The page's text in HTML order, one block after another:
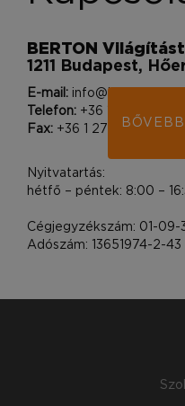
1211 Budapest,
E-mail:
Telefon: +36 1 400 9212
Fax: +36 1 276 0830
hétfő – péntek: 8:00 –
Adószám: 13651974-2-43